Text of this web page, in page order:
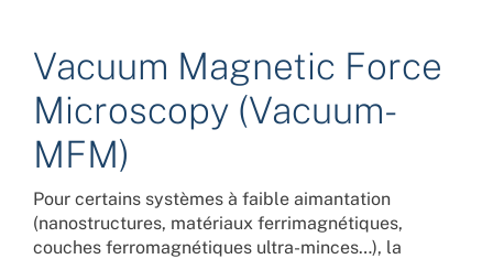
Vacuum Magnetic Force
Microscopy (Vacuum-
MFM)
Pour certains systèmes à faible aimantation
(nanostructures, matériaux ferrimagnétiques,
couches ferromagnétiques ultra-minces…), la